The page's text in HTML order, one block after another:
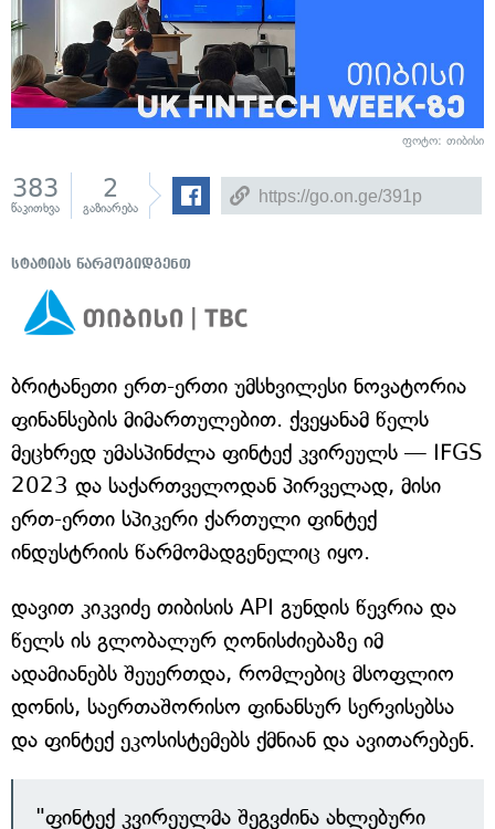
ფოტო: თიბისი
383
წაკითხვა
2
გაზიარება
სტატიას წარმოგიდგენთ
ბრიტანეთი ერთ-ერთი უმსხვილესი ნოვატორია
ფინანსების მიმართულებით. ქვეყანამ წელს
მეცხრედ უმასპინძლა ფინტექ კვირეულს — IFGS
2023 და საქართველოდან პირველად, მისი
ერთ-ერთი სპიკერი ქართული ფინტექ
ინდუსტრიის წარმომადგენელიც იყო.
დავით კიკვიძე თიბისის API გუნდის წევრია და
წელს ის გლობალურ ღონისძიებაზე იმ
ადამიანებს შეუერთდა, რომლებიც მსოფლიო
დონის, საერთაშორისო ფინანსურ სერვისებსა
და ფინტექ ეკოსისტემებს ქმნიან და ავითარებენ.
"ფინტექ კვირეულმა შეგვძინა ახლებური